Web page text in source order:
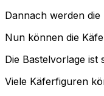
Dannach werden
Nun können die
Die Bastelvorlage
Viele Käferfiguren